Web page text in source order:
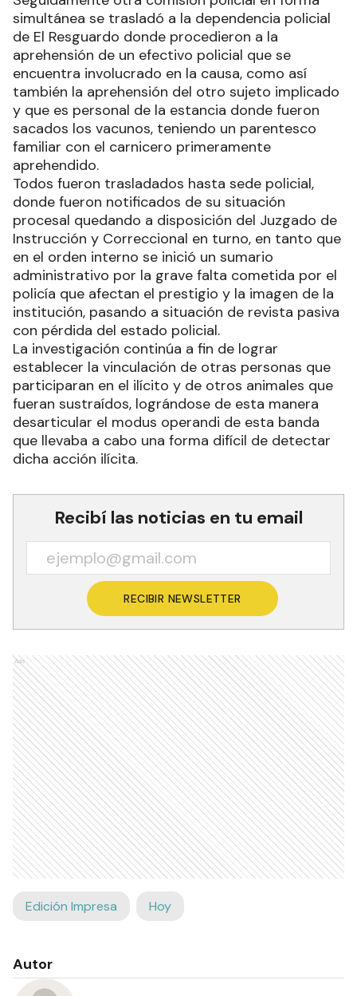
simultánea se trasladó a la dependencia policial
de El Resguardo donde procedieron a la
aprehensión de un efectivo policial que se
encuentra involucrado en la causa, como así
también la aprehensión del otro sujeto implicado
y que es personal de la estancia donde fueron
sacados los vacunos, teniendo un parentesco
familiar con el carnicero primeramente
aprehendido.
Todos fueron trasladados hasta sede policial,
donde fueron notificados de su situación
procesal quedando a disposición del Juzgado de
Instrucción y Correccional en turno, en tanto que
en el orden interno se inició un sumario
administrativo por la grave falta cometida por el
policía que afectan el prestigio y la imagen de la
institución, pasando a situación de revista pasiva
con pérdida del estado policial.
La investigación continúa a fin de lograr
establecer la vinculación de otras personas que
participaran en el ilícito y de otros animales que
fueran sustraídos, lográndose de esta manera
desarticular el modus operandi de esta banda
que llevaba a cabo una forma difícil de detectar
dicha acción ilícita.
Recibí las noticias en tu email
RECIBIR NEWSLETTER
Ads
Edición Impresa Hoy
Autor